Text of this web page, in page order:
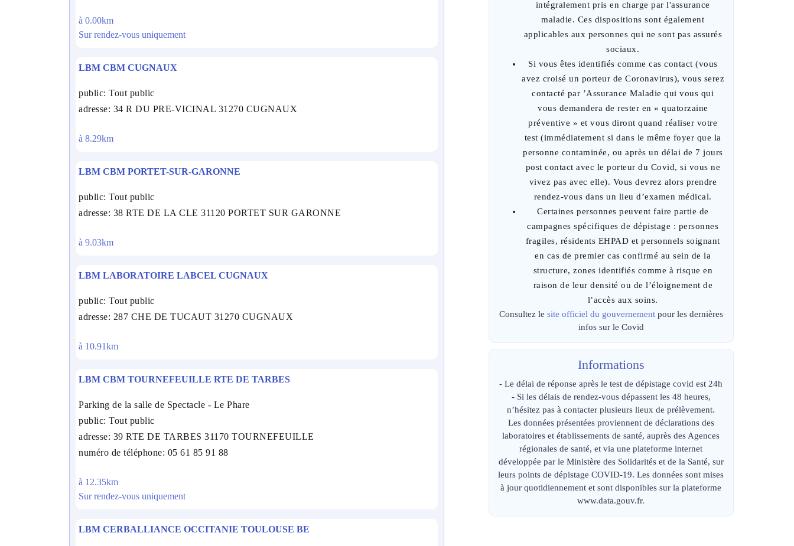
à 0.00km
Sur rendez-vous uniquement
LBM CBM CUGNAUX
public: Tout public
adresse: 34 R DU PRE-VICINAL 31270 CUGNAUX
à 8.29km
LBM CBM PORTET-SUR-GARONNE
public: Tout public
adresse: 38 RTE DE LA CLE 31120 PORTET SUR GARONNE
à 9.03km
LBM LABORATOIRE LABCEL CUGNAUX
public: Tout public
adresse: 287 CHE DE TUCAUT 31270 CUGNAUX
à 10.91km
LBM CBM TOURNEFEUILLE RTE DE TARBES
Parking de la salle de Spectacle - Le Phare
public: Tout public
adresse: 39 RTE DE TARBES 31170 TOURNEFEUILLE
numéro de téléphone: 05 61 85 91 88
à 12.35km
Sur rendez-vous uniquement
LBM CERBALLIANCE OCCITANIE TOULOUSE BE
intégralement pris en charge par l'assurance
maladie. Ces dispositions sont également
applicables aux personnes qui ne sont pas assurés
sociaux.
Si vous êtes identifiés comme cas contact (vous
avez croisé un porteur de Coronavirus), vous serez
contacté par ’Assurance Maladie qui vous qui
vous demandera de rester en « quatorzaine
préventive » et vous diront quand réaliser votre
test (immédiatement si dans le même foyer que la
personne contaminée, ou après un délai de 7 jours
post contact avec le porteur du Covid, si vous ne
vivez pas avec elle). Vous devrez alors prendre
rendez-vous dans un lieu d’examen médical.
Certaines personnes peuvent faire partie de
campagnes spécifiques de dépistage : personnes
fragiles, résidents EHPAD et personnels soignant
en cas de premier cas confirmé au sein de la
structure, zones identifiés comme à risque en
raison de leur densité ou de l’éloignement de
l’accès aux soins.
Consultez le site officiel du gouvernementpour les dernières
infos sur le Covid
Informations
- Le délai de réponse après le test de dépistage covid est 24h
- Si les délais de rendez-vous dépassent les 48 heures,
n’hésitez pas à contacter plusieurs lieux de prélèvement.
Les données présentées proviennent de déclarations des
laboratoires et établissements de santé, auprès des Agences
régionales de santé, et via une plateforme internet
développée par le Ministère des Solidarités et de la Santé, sur
leurs points de dépistage COVID-19. Les données sont mises
à jour quotidiennement et sont disponibles sur la plateforme
www.data.gouv.fr.